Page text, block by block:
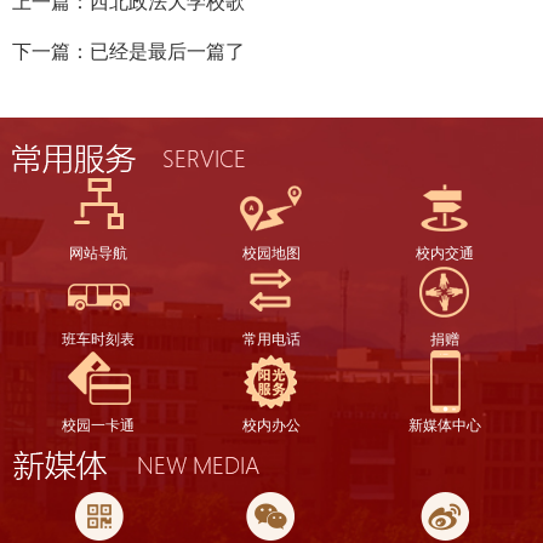
下一篇：已经是最后一篇了
网站导航 校园地图 校内交通
班车时刻表 常用电话 捐赠
校园一卡通 校内办公 新媒体中心